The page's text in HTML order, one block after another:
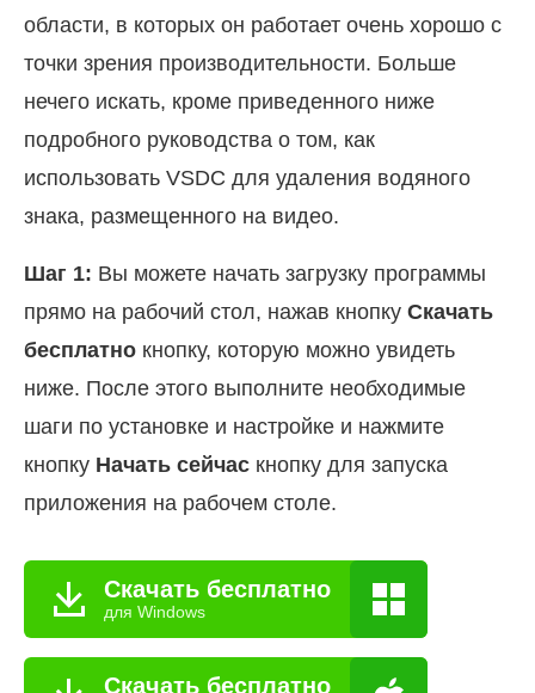
области, в которых он работает очень хорошо с
точки зрения производительности. Больше
нечего искать, кроме приведенного ниже
подробного руководства о том, как
использовать VSDC для удаления водяного
знака, размещенного на видео.
Шаг 1: Вы можете начать загрузку программы
прямо на рабочий стол, нажав кнопку Скачать
бесплатно кнопку, которую можно увидеть
ниже. После этого выполните необходимые
шаги по установке и настройке и нажмите
кнопку Начать сейчас кнопку для запуска
приложения на рабочем столе.
Скачать бесплатно
для Windows
Скачать бесплатно